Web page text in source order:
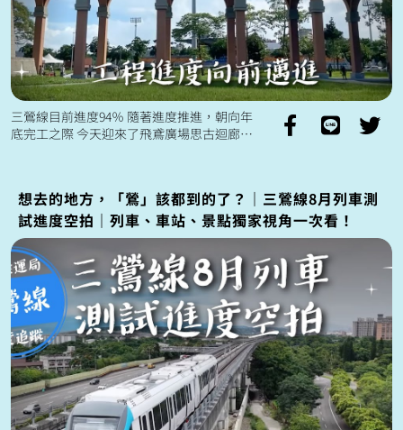
三鶯線目前進度94％ 隨著進度推進，朝向年
底完工之際 今天迎來了飛鳶廣場思古迴廊正
想去的地方，「鶯」該都到的了？｜三鶯線8月列車測
試進度空拍｜列車、車站、景點獨家視角一次看！